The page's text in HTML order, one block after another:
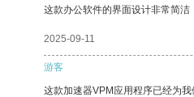
这款办公软件的界面设计非常简洁
2025-09-11
游客
这款加速器VPM应用程序已经为